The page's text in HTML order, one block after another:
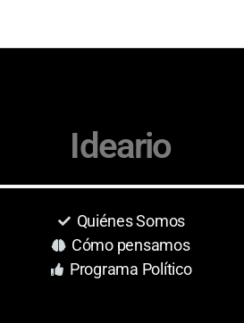
Ideario
Quiénes Somos
Cómo pensamos
Programa Político